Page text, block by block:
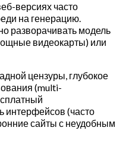
версиях часто
на генерацию.
разворачивать модель
видеокарты) или
цензуры, глубокое
(multi-
интерфейсов (часто
сайты с неудобным